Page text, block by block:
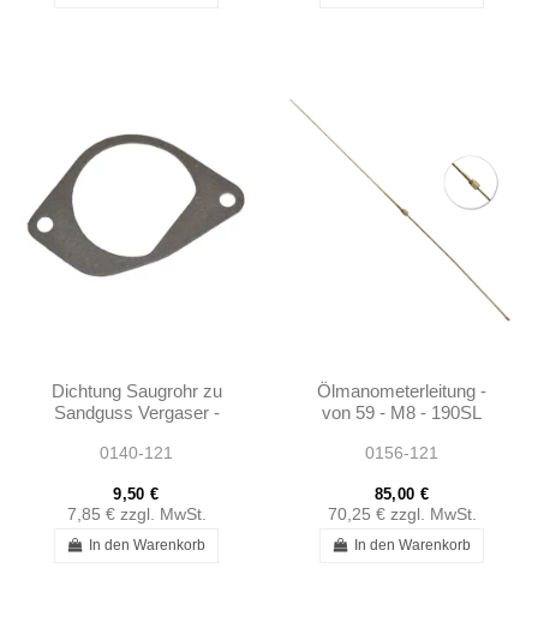
Dichtung Saugrohr zu
Sandguss Vergaser -
1210940179
0140-121
9,50 €
7,85 € zzgl. MwSt.
In den Warenkorb
Ölmanometerleitung -
von 59 - M8 - 190SL
0156-121
85,00 €
70,25 € zzgl. MwSt.
In den Warenkorb